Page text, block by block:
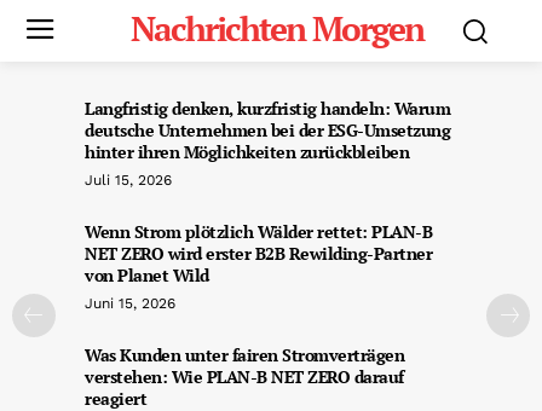
Nachrichten Morgen
Langfristig denken, kurzfristig handeln: Warum
deutsche Unternehmen bei der ESG-Umsetzung
hinter ihren Möglichkeiten zurückbleiben
Juli 15, 2026
Wenn Strom plötzlich Wälder rettet: PLAN-B
NET ZERO wird erster B2B Rewilding-Partner
von Planet Wild
Juni 15, 2026
Was Kunden unter fairen Stromverträgen
verstehen: Wie PLAN-B NET ZERO darauf
reagiert